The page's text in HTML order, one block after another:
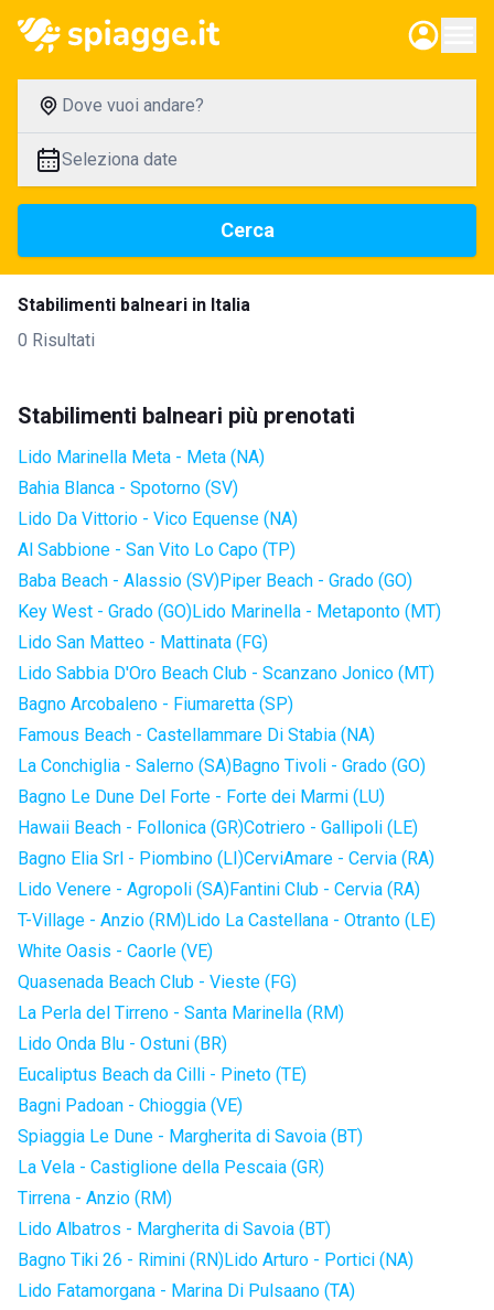
Dove vuoi andare?
Seleziona date
Cerca
Stabilimenti balneari in Italia
0 Risultati
Stabilimenti balneari più prenotati
Lido Marinella Meta - Meta (NA)
Bahia Blanca - Spotorno (SV)
Lido Da Vittorio - Vico Equense (NA)
Al Sabbione - San Vito Lo Capo (TP)
Baba Beach - Alassio (SV)Piper Beach - Grado (GO)
Key West - Grado (GO)Lido Marinella - Metaponto (MT)
Lido San Matteo - Mattinata (FG)
Lido Sabbia D'Oro Beach Club - Scanzano Jonico (MT)
Bagno Arcobaleno - Fiumaretta (SP)
Famous Beach - Castellammare Di Stabia (NA)
La Conchiglia - Salerno (SA)Bagno Tivoli - Grado (GO)
Bagno Le Dune Del Forte - Forte dei Marmi (LU)
Hawaii Beach - Follonica (GR)Cotriero - Gallipoli (LE)
Bagno Elia Srl - Piombino (LI)CerviAmare - Cervia (RA)
Lido Venere - Agropoli (SA)Fantini Club - Cervia (RA)
T-Village - Anzio (RM)Lido La Castellana - Otranto (LE)
White Oasis - Caorle (VE)
Quasenada Beach Club - Vieste (FG)
La Perla del Tirreno - Santa Marinella (RM)
Lido Onda Blu - Ostuni (BR)
Eucaliptus Beach da Cilli - Pineto (TE)
Bagni Padoan - Chioggia (VE)
Spiaggia Le Dune - Margherita di Savoia (BT)
La Vela - Castiglione della Pescaia (GR)
Tirrena - Anzio (RM)
Lido Albatros - Margherita di Savoia (BT)
Bagno Tiki 26 - Rimini (RN)Lido Arturo - Portici (NA)
Lido Fatamorgana - Marina Di Pulsaano (TA)